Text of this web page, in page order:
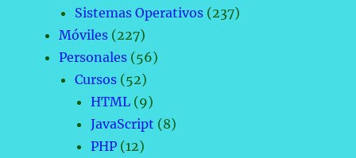
Sistemas Operativos (237)
Móviles (227)
Personales (56)
Cursos (52)
HTML (9)
JavaScript (8)
PHP (12)